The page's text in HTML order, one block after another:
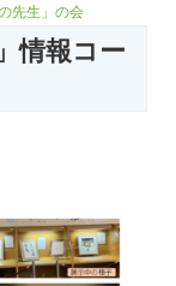
先生」の会
情報コー